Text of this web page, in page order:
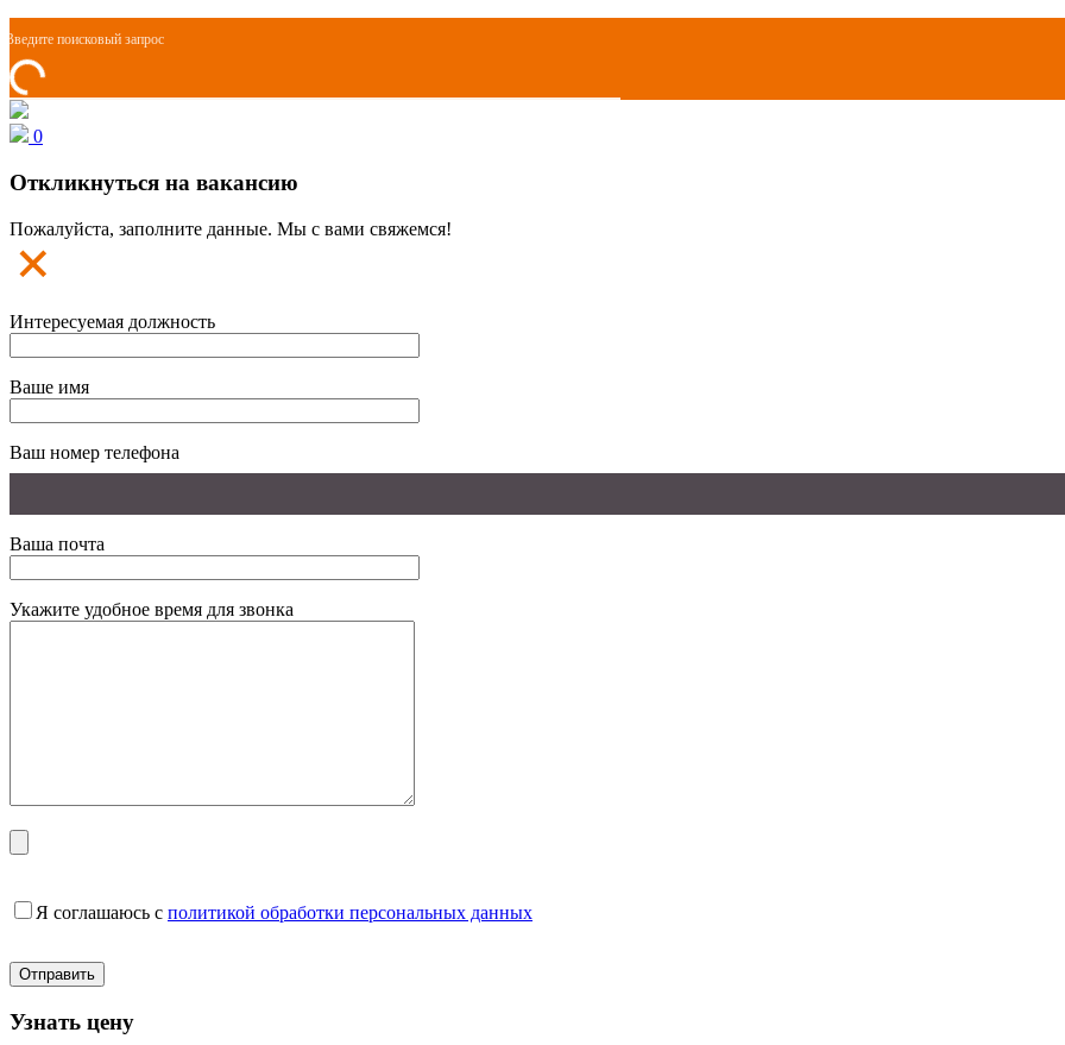
0
Откликнуться на вакансию
Пожалуйста, заполните данные. Мы с вами свяжемся!
Интересуемая должность
Ваше имя
Ваш номер телефона
Ваша почта
Укажите удобное время для звонка
Я соглашаюсь с политикой обработки персональных данных
Узнать цену